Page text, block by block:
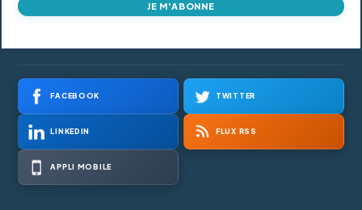
JE M'ABONNE
FACEBOOK TWITTER
LINKEDIN FLUX RSS
APPLI MOBILE